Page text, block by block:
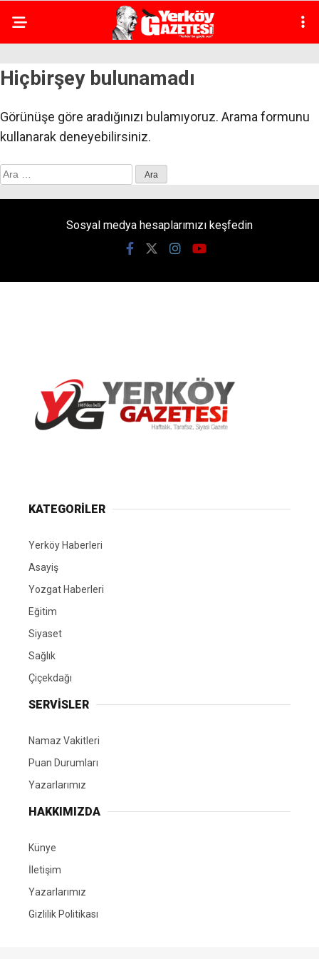
Hiçbirşey bulunamadı
Görünüşe göre aradığınızı bulamıyoruz. Arama formunu
kullanarak deneyebilirsiniz.
Arama:
Sosyal medya hesaplarımızı keşfedin
KATEGORİLER
Yerköy Haberleri
Asayiş
Yozgat Haberleri
Eğitim
Siyaset
Sağlık
Çiçekdağı
SERVİSLER
Namaz Vakitleri
Puan Durumları
Yazarlarımız
HAKKIMIZDA
Künye
İletişim
Yazarlarımız
Gizlilik Politikası